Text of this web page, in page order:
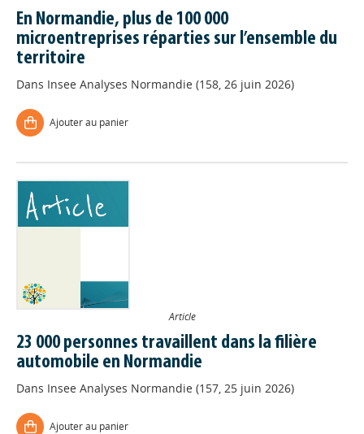
En Normandie, plus de 100 000
microentreprises réparties sur l’ensemble du
territoire
Dans Insee Analyses Normandie (158, 26 juin 2026)
Ajouter au panier
Article
23 000 personnes travaillent dans la filière
automobile en Normandie
Dans Insee Analyses Normandie (157, 25 juin 2026)
Ajouter au panier